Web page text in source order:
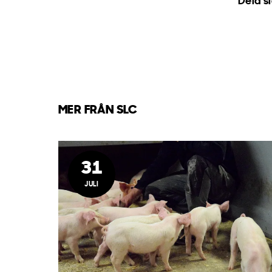
MER FRÅN SLC
31
JULI